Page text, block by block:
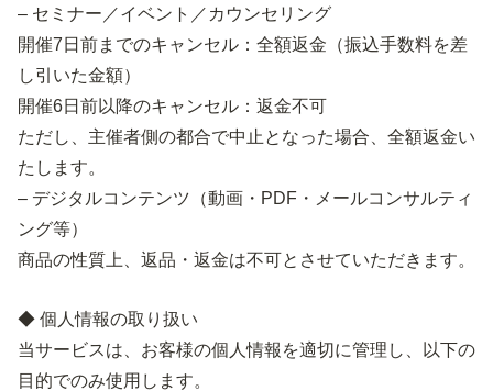
– セミナー／イベント／カウンセリング
開催7日前までのキャンセル：全額返金（振込手数料を差
し引いた金額）
開催6日前以降のキャンセル：返金不可
ただし、主催者側の都合で中止となった場合、全額返金い
たします。
– デジタルコンテンツ（動画・PDF・メールコンサルティ
ング等）
商品の性質上、返品・返金は不可とさせていただきます。
◆ 個人情報の取り扱い
当サービスは、お客様の個人情報を適切に管理し、以下の
目的でのみ使用します。